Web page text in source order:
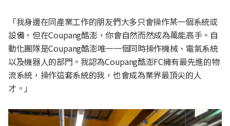
「我身邊在同產業工作的朋友們大多只會操作某一個系統或
設備，但在Coupang酷澎，你會自然而然成為萬能高手。自
動化團隊是Coupang酷澎唯一一個同時操作機械、電氣系統
以及機器人的部門。我認為Coupang酷澎FC擁有最先進的物
流系統，操作這套系統的我，也會成為業界最頂尖的人
才。」